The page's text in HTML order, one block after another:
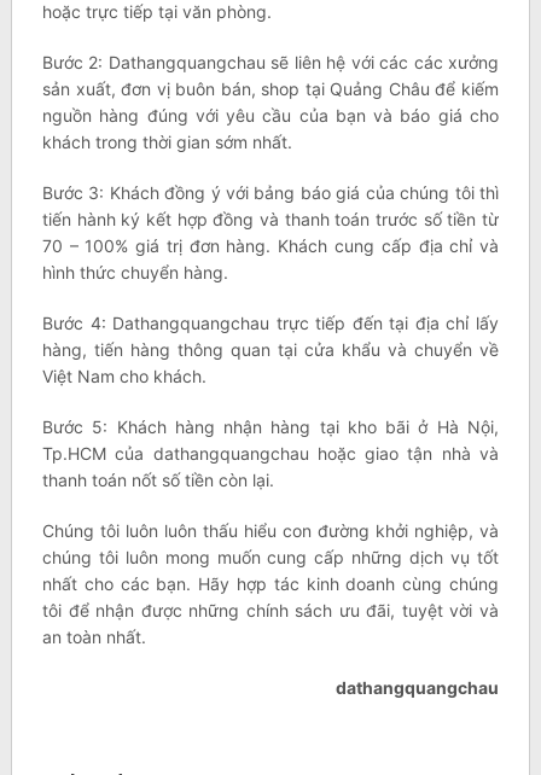
hoặc trực tiếp tại văn phòng.
Bước 2: Dathangquangchau sẽ liên hệ với các các xưởng
sản xuất, đơn vị buôn bán, shop tại Quảng Châu để kiếm
nguồn hàng đúng với yêu cầu của bạn và báo giá cho
khách trong thời gian sớm nhất.
Bước 3: Khách đồng ý với bảng báo giá của chúng tôi thì
tiến hành ký kết hợp đồng và thanh toán trước số tiền từ
70 – 100% giá trị đơn hàng. Khách cung cấp địa chỉ và
hình thức chuyển hàng.
Bước 4: Dathangquangchau trực tiếp đến tại địa chỉ lấy
hàng, tiến hàng thông quan tại cửa khẩu và chuyển về
Việt Nam cho khách.
Bước 5: Khách hàng nhận hàng tại kho bãi ở Hà Nội,
Tp.HCM của dathangquangchau hoặc giao tận nhà và
thanh toán nốt số tiền còn lại.
Chúng tôi luôn luôn thấu hiểu con đường khởi nghiệp, và
chúng tôi luôn mong muốn cung cấp những dịch vụ tốt
nhất cho các bạn. Hãy hợp tác kinh doanh cùng chúng
tôi để nhận được những chính sách ưu đãi, tuyệt vời và
an toàn nhất.
dathangquangchau